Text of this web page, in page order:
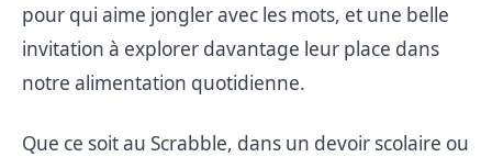
pour qui aime jongler avec les mots, et une belle
invitation à explorer davantage leur place dans
notre alimentation quotidienne.
Que ce soit au Scrabble, dans un devoir scolaire ou